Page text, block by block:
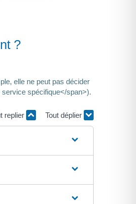
?
elle ne peut pas décider
spécifique</span>).
replier Tout déplier